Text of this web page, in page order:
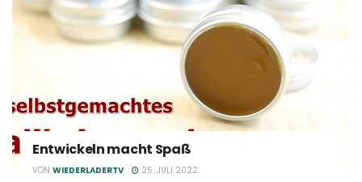
Entwickeln macht Spaß
VON WIEDERLADERTV 25. JULI 2022